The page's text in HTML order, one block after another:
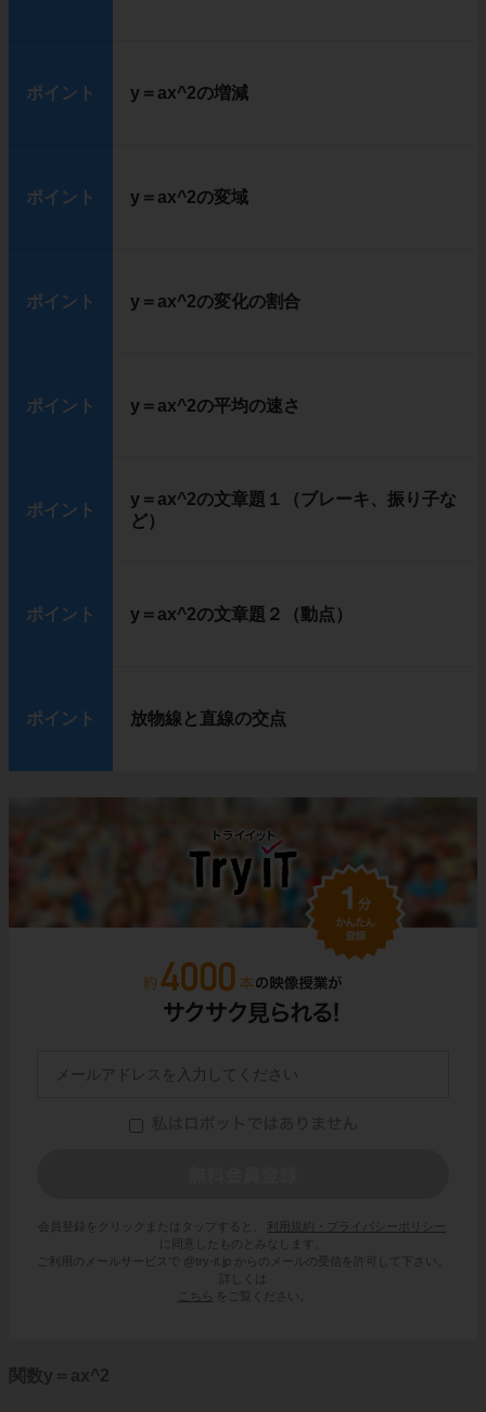
ポイント y＝ax^2の増減
ポイント y＝ax^2の変域
ポイント y＝ax^2の変化の割合
ポイント y＝ax^2の平均の速さ
ポイント
y＝ax^2の文章題１（ブレーキ、振り子な
ど）
ポイント y＝ax^2の文章題２（動点）
ポイント 放物線と直線の交点
会員登録をクリックまたはタップすると、
利用規約・プライバシーポリシー
に同意したものとみなします。
ご利用のメールサービスで @try-it.jp からのメールの受信を許可して下さい。
詳しくは
こちら
をご覧ください。
関数y＝ax^2